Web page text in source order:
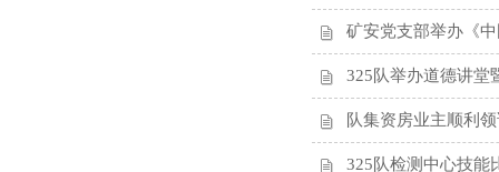
矿安党支部举办《
325队举办道德讲堂
队集资房业主顺利
325队检测中心技能